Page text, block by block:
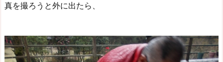
真を撮ろうと外に出たら、